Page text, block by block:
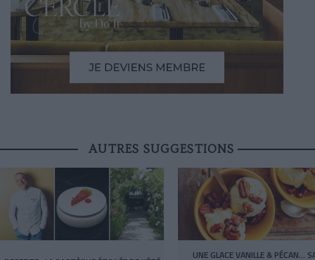
AUTRES SUGGESTIONS
UNE GLACE VANILLE & PÉCAN…